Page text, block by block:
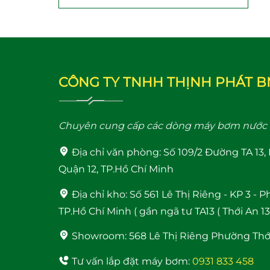
mini 24V WI IB-
Shimge PW 250F
Rơ le điện tử
Adelino PS-01B Rơ
máy bơm
Máy Năng Lượng
Mặt Trời Bình
hành 4 năm
CÔNG TY TNHH THỊNH PHÁT
Chuyên cung cấp các dòng máy bơm
Địa chỉ văn phòng: Số 109/2 Đường TA
Quận 12, TP.Hồ Chí Minh
Địa chỉ kho: Số 561 Lê Thị Riêng - KP 3 -
TP.Hồ Chí Minh ( gần ngã tư TA13 ( Thới An
Showroom: 568 Lê Thị Riêng Phường
Tư vấn lắp đặt máy bơm: 0931 833 458